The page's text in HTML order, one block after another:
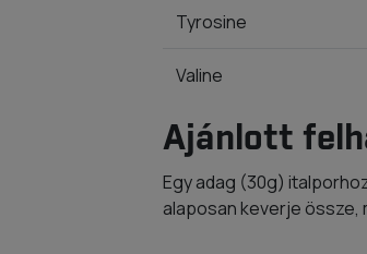
Tyrosine
Valine
Ajánlott
Egy adag (30g)
alaposan keverje össze,